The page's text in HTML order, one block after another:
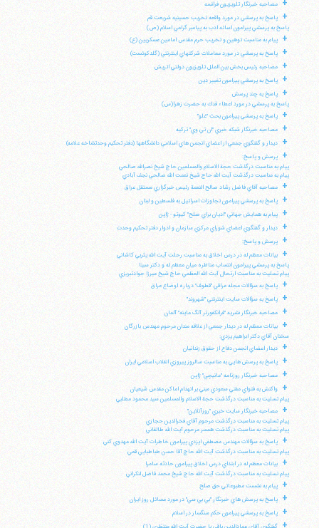
+ مصاحبه خبرنگار تلويزيون فرانسه
+
پاسخ به پرسشي در مورد واقعه تخريب حسينيه شريعت قم
پاسخ به پرسشي پيرامون اسائه ادب به پيامبر گرامي اسلام (ص)
+ پيام به مناسبت توهين و تخريب حرم مقدس امامين عسكريين (ع)
+ پاسخ به پرسشي در مورد معاملات شركتهاي اينترنتي (گلدكوئست)
+ مصاحبه رئيس بخش بين الملل تلويزيون دولتي اتريش
+ پاسخ به پرسشي پيرامون تغيير دين
+
پاسخ به چند پرسش
پاسخ به پرسشي در مورد اعطاء فدك به حضرت زهرا(س)
+ پاسخ به پرسشي پيرامون بحث "غلو"
+ مصاحبه خبرنگار شبكه خبري "ان تي وي" تركيه
+ ديدار و گفتگوي جمعي از اعضاي انجمن هاي اسلامي دانشگاهها (دفتر تحكيم وحدتشاخه علامه)
+
پرسش و پاسخ:
پيام به مناسبت درگذشت حجة الاسلام والمسلمين حاج شيخ نصرالله صالحي
پيام به مناسبت درگذشت آيت الله حاج شيخ نعمت الله صالحي نجف آبادي
+ مصاحبه آقاي فاضل رشاد صالح النعمة رئيس خبرگزاري مستقل عراق
+ پاسخ به پرسشي پيرامون تجاوزات اسرائيل به فلسطين و لبنان
+ پيام به همايش جهاني "اديان براي صلح" كيوتو - ژاپن
+ ديدار و گفتگوي اعضاي شوراي مركزي سازمان و ادوار دفتر تحكيم وحدت
+ پرسش و پاسخ:
+
بيانات معظم له در درس اخلاق به مناسبت رحلت آيت الله يثربي كاشاني
پاسخ به پرسشي پيرامون انتساب مناظره ميان معظم له و دكتر سينا
پيام تسليت به مناسبت ارتحال آيت الله العظمي حاج شيخ ميرزا جوادتبريزي
+ پاسخ به سؤالات مجله عراقي "قطوف" درباره اوضاع عراق
+ پاسخ به سؤالات سايت اينترنتي "شهروند"
+ مصاحبه خبرنگار نشريه "فرانكفورتر آلگ ماينه" آلمان
+
بيانات معظم له در ديدار جمعي از علاقه مندان مرحوم مهندس بازرگان
سخنان آقاي دكتر ابراهيم يزدي:
+ ديدار اعضاي انجمن دفاع از حقوق زندانيان
+ پاسخ به پرسش هايي به مناسبت سالروز پيروزي انقلاب اسلامي ايران
+ مصاحبه خبرنگار روزنامه "مانيچي" ژاپن
+
واكنش به فتواي مفتي سعودي مبني بر انهدام اماكن مقدس شيعيان
پيام تسليت به مناسبت درگذشت حجة الاسلام والمسلمين سيد محمود مطلبي
+
مصاحبه خبرنگار سايت خبري "روزآنلاين"
پيام تسليت به مناسبت درگذشت مرحوم آقاي فخرالدين حجازي
پيام تسليت به مناسبت درگذشت همسر مرحوم آيت الله طالقاني
+
پاسخ به سؤالات مهندس مصطفي ايزدي پيرامون خاطرات آيت الله مهدوي كني
پيام تسليت به مناسبت درگذشت آيت الله حاج آقا حسن طباطبايي قمي
+
بيانات معظم له در ابتداي درس اخلاق پيرامون حادثه سامرا
پيام تسليت به مناسبت درگذشت آيت الله حاج شيخ محمد فاضل لنكراني
+ پيام به نشست مطبوعاتي حق صلح
+ پاسخ به پرسش هاي خبرنگار "بي بي سي" در مورد مسائل روز ايران
+ پاسخ به پرسشي پيرامون حكم سنگسار در اسلام